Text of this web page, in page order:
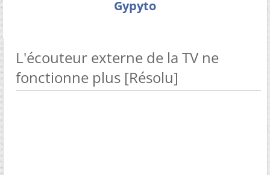
Gypyto
L'écouteur externe de la TV ne
fonctionne plus [Résolu]